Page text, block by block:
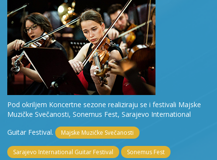
Pod okriljem Koncertne sezone realiziraju se i festivali Majske
Muzičke Svečanosti, Sonemus Fest, Sarajevo International
Guitar Festival.
Majske Muzičke Svečanosti
Sarajevo International Guitar Festival Sonemus Fest